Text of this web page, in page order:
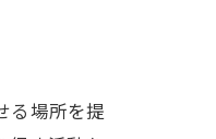
る場所を提